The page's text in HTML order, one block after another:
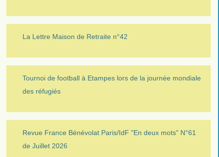
La Lettre Maison de Retraite n°42
Tournoi de football à Etampes lors de la journée mondiale
des réfugiés
Revue France Bénévolat Paris/IdF "En deux mots" N°61
de Juillet 2026